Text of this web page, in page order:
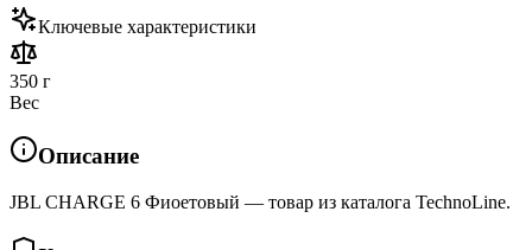
Ключевые характеристики
350 г
Вес
Описание
JBL CHARGE 6 Фиоетовый — товар из каталога TechnoLine.